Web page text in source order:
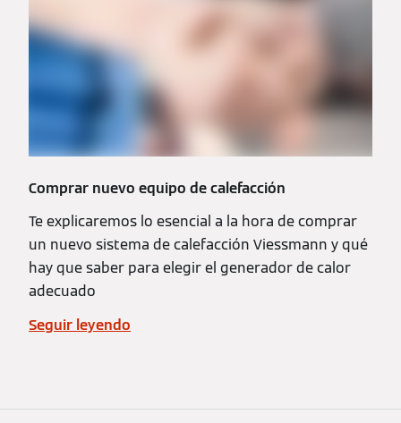
Comprar nuevo equipo de calefacción
Te explicaremos lo esencial a la hora de comprar
un nuevo sistema de calefacción Viessmann y qué
hay que saber para elegir el generador de calor
adecuado
Seguir leyendo